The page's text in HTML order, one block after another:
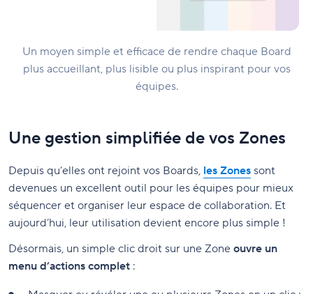
Un moyen simple et efficace de rendre chaque Board
plus accueillant, plus lisible ou plus inspirant pour vos
équipes.
Une gestion simplifiée de vos Zones
Depuis qu’elles ont rejoint vos Boards, les Zones sont
devenues un excellent outil pour les équipes pour mieux
séquencer et organiser leur espace de collaboration. Et
aujourd’hui, leur utilisation devient encore plus simple !
Désormais, un simple clic droit sur une Zone ouvre un
menu d’actions complet :